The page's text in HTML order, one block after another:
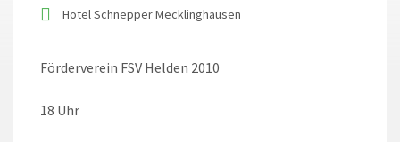
Hotel Schnepper Mecklinghausen
Förderverein FSV Helden 2010
18 Uhr